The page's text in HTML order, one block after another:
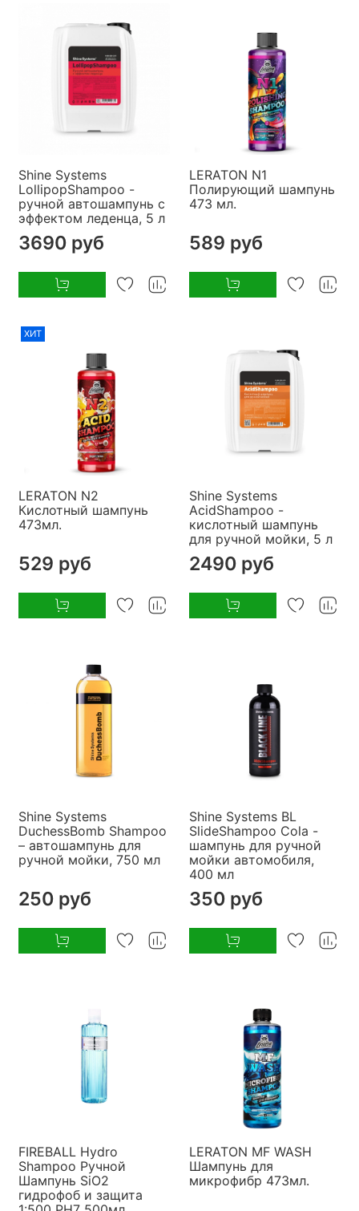
Shine Systems
LollipopShampoo -
ручной автошампунь с
эффектом леденца, 5 л
3690 руб
LERATON N1
Полирующий шампунь
473 мл.
589 руб
ХИТ
LERATON N2
Кислотный шампунь
473мл.
529 руб
Shine Systems
AcidShampoo -
кислотный шампунь
для ручной мойки, 5 л
2490 руб
Shine Systems
DuchessBomb Shampoo
– автошампунь для
ручной мойки, 750 мл
250 руб
Shine Systems BL
SlideShampoo Cola -
шампунь для ручной
мойки автомобиля,
400 мл
350 руб
FIREBALL Hydro
Shampoo Ручной
Шампунь SiO2
гидрофоб и защита
LERATON MF WASH
Шампунь для
микрофибр 473мл.